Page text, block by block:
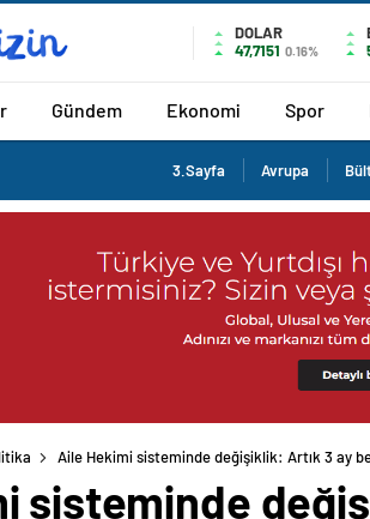
DOLAR
47,7151 0.16%
Gündem Ekonomi Spor
3.Sayfa Avrupa
Aile Hekimi sisteminde değişiklik: Artık 3 ay
sisteminde